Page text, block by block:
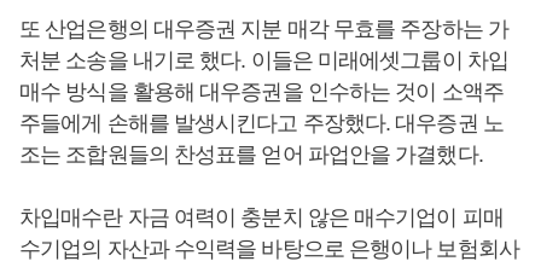
또 산업은행의 대우증권 지분 매각 무효를 주장하는 가
처분 소송을 내기로 했다. 이들은 미래에셋그룹이 차입
매수 방식을 활용해 대우증권을 인수하는 것이 소액주
주들에게 손해를 발생시킨다고 주장했다. 대우증권 노
조는 조합원들의 찬성표를 얻어 파업안을 가결했다.
차입매수란 자금 여력이 충분치 않은 매수기업이 피매
수기업의 자산과 수익력을 바탕으로 은행이나 보험회사